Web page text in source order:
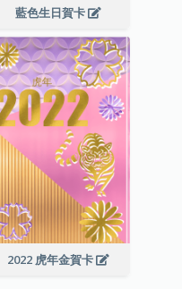
藍色生日賀卡
2022 虎年金賀卡